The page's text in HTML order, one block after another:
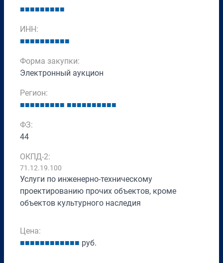
■■■■■■■■■
ИНН:
■■■■■■■■■■
Форма закупки:
Электронный аукцион
Регион:
■■■■■■■■■ ■■■■■■■■■■
ФЗ:
44
ОКПД-2:
71.12.19.100
Услуги по инженерно-техническому
проектированию прочих объектов, кроме
объектов культурного наследия
Цена:
■■■■■■■■■■■■ руб.